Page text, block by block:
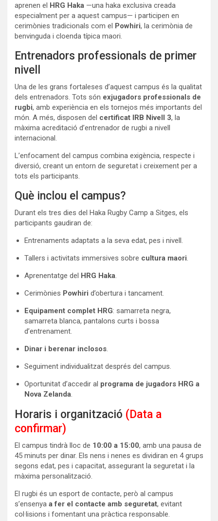
aprenen el HRG Haka —una haka exclusiva creada
especialment per a aquest campus— i participen en
cerimònies tradicionals com el Powhiri, la cerimònia de
benvinguda i cloenda típica maori.
Entrenadors professionals de primer
nivell
Una de les grans fortaleses d’aquest campus és la qualitat
dels entrenadors. Tots són exjugadors professionals de
rugbi, amb experiència en els tornejos més importants del
món. A més, disposen del certificat IRB Nivell 3, la
màxima acreditació d’entrenador de rugbi a nivell
internacional.
L’enfocament del campus combina exigència, respecte i
diversió, creant un entorn de seguretat i creixement per a
tots els participants.
Què inclou el campus?
Durant els tres dies del Haka Rugby Camp a Sitges, els
participants gaudiran de:
Entrenaments adaptats a la seva edat, pes i nivell.
Tallers i activitats immersives sobre cultura maori.
Aprenentatge del HRG Haka.
Cerimònies Powhiri d’obertura i tancament.
Equipament complet HRG: samarreta negra,
samarreta blanca, pantalons curts i bossa
d’entrenament.
Dinar i berenar inclosos.
Seguiment individualitzat després del campus.
Oportunitat d’accedir al programa de jugadors HRG a
Nova Zelanda.
Horaris i organització (Data a
confirmar)
El campus tindrà lloc de 10:00 a 15:00, amb una pausa de
45 minuts per dinar. Els nens i nenes es dividiran en 4 grups
segons edat, pes i capacitat, assegurant la seguretat i la
màxima personalització.
El rugbi és un esport de contacte, però al campus
s’ensenya a fer el contacte amb seguretat, evitant
col·lisions i fomentant una pràctica responsable.